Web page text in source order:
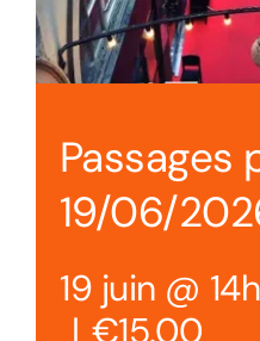
Passages
19/06/
19 juin @
| €15.00